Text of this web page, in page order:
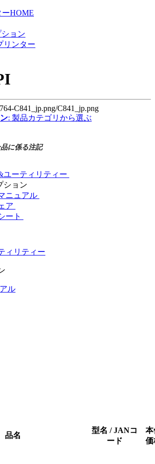
HOME
ョン
リンター
: 製品カテゴリから選ぶ
に係る注記
ユーティリティー
ション
ニュアル
ア
ート
ィリティー
ル
品名
型名 / JANコ
ード
本
価